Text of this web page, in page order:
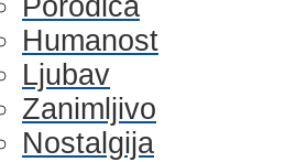
Porodica
Humanost
Ljubav
Zanimljivo
Nostalgija